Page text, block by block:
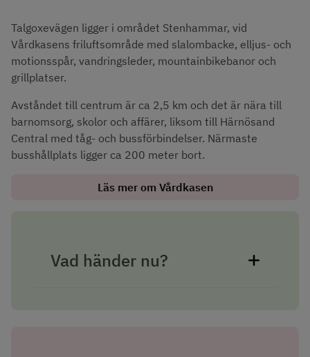
Talgoxevägen ligger i området Stenhammar, vid
Vårdkasens friluftsområde med slalombacke, elljus- och
motionsspår, vandringsleder, mountainbikebanor och
grillplatser.
Avståndet till centrum är ca 2,5 km och det är nära till
barnomsorg, skolor och affärer, liksom till Härnösand
Central med tåg- och bussförbindelser. Närmaste
busshållplats ligger ca 200 meter bort.
Läs mer om Vårdkasen
Vad händer nu?